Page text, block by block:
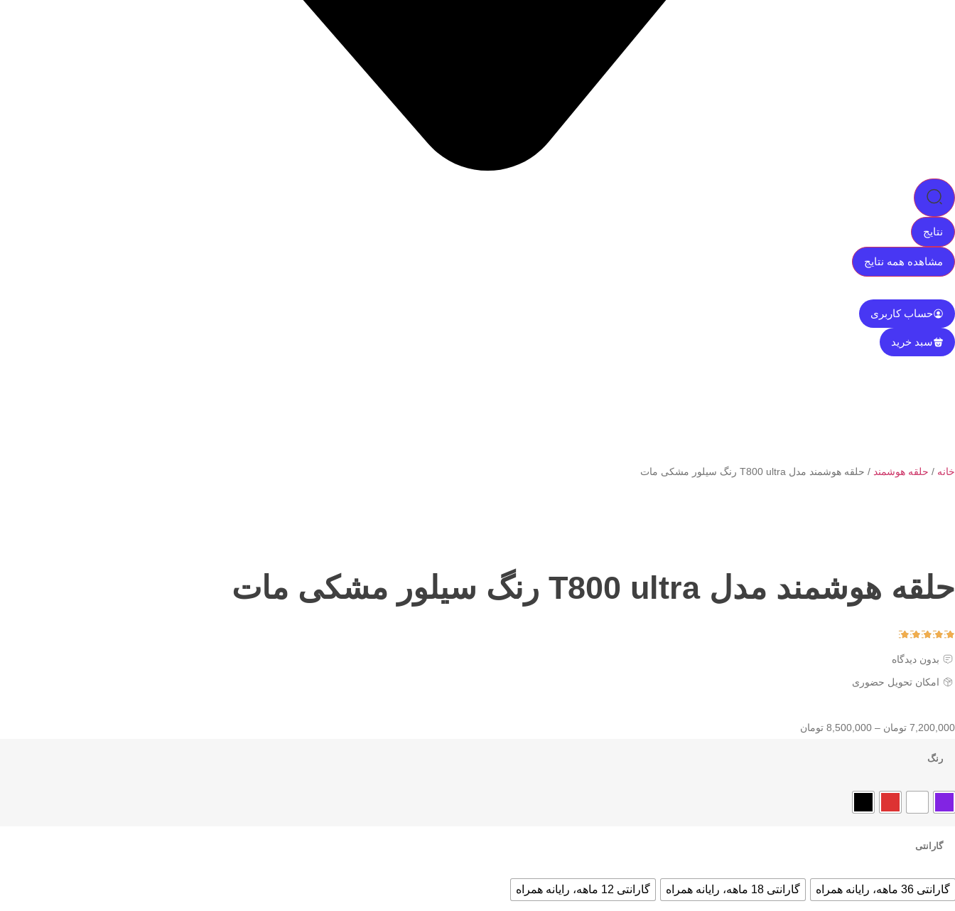
نتایج
مشاهده همه نتایج
حساب کاربری
سبد خرید
خانه / حلقه هوشمند / حلقه هوشمند مدل T800 ultra رنگ سیلور مشکی مات
حلقه هوشمند مدل T800 ultra رنگ سیلور مشکی مات
بدون دیدگاه
امکان تحویل حضوری
7,200,000 تومان –
8,500,000 تومان
رنگ
گارانتی
گارانتی 36 ماهه، رایانه همراه گارانتی 18 ماهه، رایانه همراه گارانتی 12 ماهه، رایانه همراه